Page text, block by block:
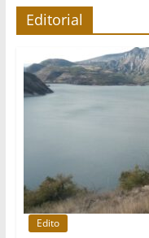
Editorial
Edito